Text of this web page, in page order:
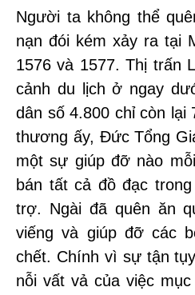
Người ta không thể
nạn đói kém xảy ra tại
1576 và 1577. Thị trấn
cảnh du lịch ở ngay
dân số 4.800 chỉ còn lại
thương ấy, Đức Tổng
một sự giúp đỡ nào
bán tất cả đồ đạc
trợ. Ngài đã quên ăn
viếng và giúp đỡ các
chết. Chính vì sự tận
nỗi vất vả của việc